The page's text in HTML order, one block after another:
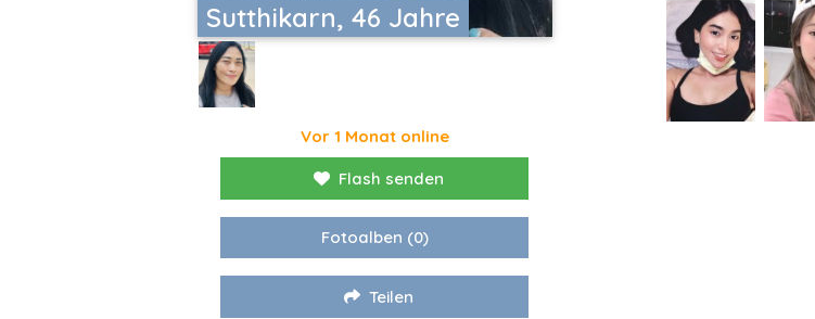
Sutthikarn, 46 Jahre
Vor 1 Monat online
Flash senden
Fotoalben (0)
Teilen